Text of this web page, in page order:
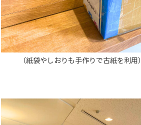
（紙袋やしおりも手作りで古紙を利用）